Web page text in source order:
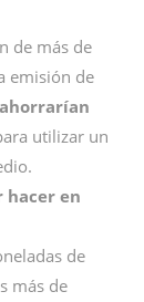
de más de
emisión de
ahorrarían
utilizar un
hacer en
de
más de